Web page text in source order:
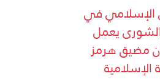
الإسلامي في
يعمل
مضيق هرمز
الإسلامية